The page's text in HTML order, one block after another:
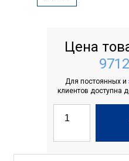
Цена
Для постоянных и
клиентов доступна